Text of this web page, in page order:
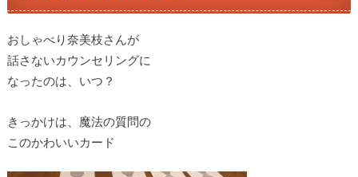
おしゃべり奈美枝さんが
話さないカウンセリングに
なったのは、いつ？
きっかけは、魔法の質問の
このかわいいカード